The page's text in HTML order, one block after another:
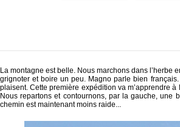
La montagne est belle. Nous marchons dans l’herbe
grignoter et boire un peu. Magno parle bien
plaisent. Cette première expédition va m’apprendre
Nous repartons et contournons, par la gauche, une
chemin est maintenant moins raide...